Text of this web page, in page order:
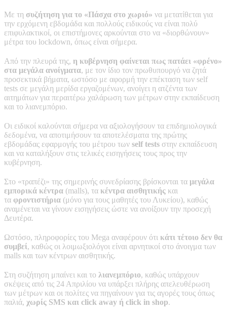
Με τη συζήτηση για το «Πάσχα στο χωριό» να μετατίθεται για
την ερχόμενη εβδομάδα και πολλούς ειδικούς να είναι πολύ
επιφυλακτικοί, οι επιστήμονες αρκούνται στο να «διορθώνουν»
μέτρα του lockdown, όπως είναι σήμερα.
Από την πλευρά της, η κυβέρνηση φαίνεται πως πατάει «φρένο»
στα μεγάλα ανοίγματα, με τον ίδιο τον πρωθυπουργό να ζητά
προσεκτικά βήματα, ωστόσο με αφορμή την επέκταση των self
tests σε μεγάλη μερίδα εργαζομένων, ανοίγει η ατζέντα των
αιτημάτων για περαιτέρω χαλάρωση των μέτρων στην εκπαίδευση
και το λιανεμπόριο.
Οι ειδικοί καλούνται σήμερα να αξιολογήσουν τα επιδημιολογικά
δεδομένα, να αποτιμήσουν τα αποτελέσματα της πρώτης
εβδομάδας εφαρμογής του μέτρου των self tests στην εκπαίδευση
και να καταλήξουν στις τελικές εισηγήσεις τους προς την
κυβέρνηση.
Στο «τραπέζι» της σημερινής συνεδρίασης βρίσκονται τα μεγάλα
εμπορικά κέντρα (malls), τα κέντρα αισθητικής και
τα φροντιστήρια (μόνο για τους μαθητές του Λυκείου), καθώς
αναμένεται να γίνουν εισηγήσεις ώστε να ανοίξουν την προσεχή
Δευτέρα.
Ωστόσο, πληροφορίες του Mega αναφέρουν ότι κάτι τέτοιο δεν θα
συμβεί, καθώς οι λοιμωξιολόγοι είναι αρνητικοί στο άνοιγμα των
malls και των κέντρων αισθητικής.
Στη συζήτηση μπαίνει και το λιανεμπόριο, καθώς υπάρχουν
σκέψεις από τις 24 Απριλίου να υπάρξει πλήρης απελευθέρωση
των μέτρων και οι πολίτες να πηγαίνουν για τις αγορές τους όπως
παλιά, χωρίς SMS και click away ή click in shop.